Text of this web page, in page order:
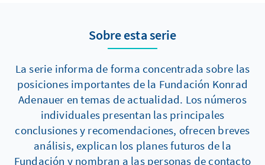
Sobre esta serie
La serie informa de forma concentrada sobre las
posiciones importantes de la Fundación Konrad
Adenauer en temas de actualidad. Los números
individuales presentan las principales
conclusiones y recomendaciones, ofrecen breves
análisis, explican los planes futuros de la
Fundación y nombran a las personas de contacto